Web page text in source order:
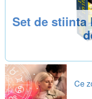
Set de stiinta
Ce